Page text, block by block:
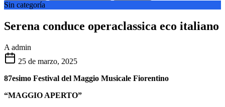
Sin categoría
Serena conduce operaclassica eco italiano
A admin
25 de marzo, 2025
87esimo Festival del Maggio Musicale Fiorentino
“MAGGIO APERTO”